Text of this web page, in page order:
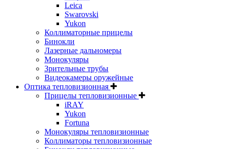
Leica
Swarovski
Yukon
Коллиматорные прицелы
Бинокли
Лазерные дальномеры
Монокуляры
Зрительные трубы
Видеокамеры оружейные
Оптика тепловизионная
Прицелы тепловизионные
iRAY
Yukon
Fortuna
Монокуляры тепловизионные
Коллиматоры тепловизионные